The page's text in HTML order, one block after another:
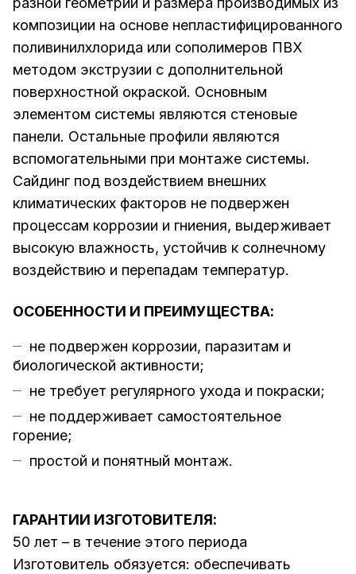
композиции на основе непластифицированного
поливинилхлорида или сополимеров ПВХ
методом экструзии с дополнительной
поверхностной окраской. Основным
элементом системы являются стеновые
панели. Остальные профили являются
вспомогательными при монтаже системы.
Сайдинг под воздействием внешних
климатических факторов не подвержен
процессам коррозии и гниения, выдерживает
высокую влажность, устойчив к солнечному
воздействию и перепадам температур.
ОСОБЕННОСТИ И ПРЕИМУЩЕСТВА:
не подвержен коррозии, паразитам и
биологической активности;
не требует регулярного ухода и покраски;
не поддерживает самостоятельное
горение;
простой и понятный монтаж.
ГАРАНТИИ ИЗГОТОВИТЕЛЯ:
50 лет – в течение этого периода
Изготовитель обязуется: обеспечивать